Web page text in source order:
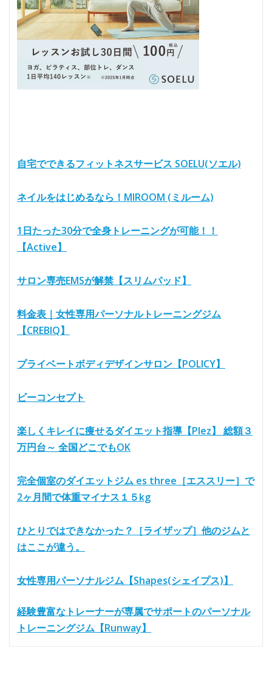
自宅でできるフィットネスサービス SOELU(ソエル)
ネイルをはじめるなら！MIROOM (ミルーム)
1日たった30分で全身トレーニングが可能！！
【Active】
サロン専売EMSが解禁【スリムパッド】
料金表｜女性専用パーソナルトレーニングジム
【CREBIQ】
プライベートボディデザインサロン【POLICY】
ビーコンセプト
楽しくキレイに痩せるダイエット指導【Plez】 総額３
万円台～ 全国どこでもOK
完全個室のダイエットジム es three［エススリー］で
2ヶ月間で体重マイナス１５kg
ひとりではできなかった？［ライザップ］他のジムと
はここが違う。
女性専用パーソナルジム【Shapes(シェイプス)】
経験豊富なトレーナーが専属でサポートのパーソナル
トレーニングジム【Runway】